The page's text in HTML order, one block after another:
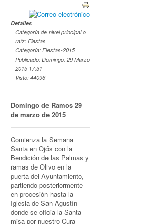
Detalles
Categoría de nivel principal o
raíz: Fiestas
Categoría: Fiestas-2015
Publicado: Domingo, 29 Marzo
2015 17:31
Visto: 44096
Domingo de Ramos 29
de marzo de 2015
Comienza la Semana
Santa en Ojós con la
Bendición de las Palmas y
ramas de Olivo en la
puerta del Ayuntamiento,
partiendo posteriormente
en procesión hasta la
Iglesia de San Agustín
donde se oficia la Santa
misa por nuestro Cura-